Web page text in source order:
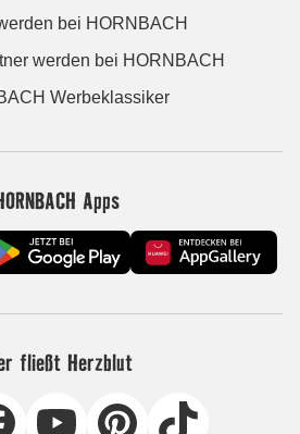
bei HORNBACH
werden bei HORNBACH
Werbeklassiker
Apps
fließt Herzblut